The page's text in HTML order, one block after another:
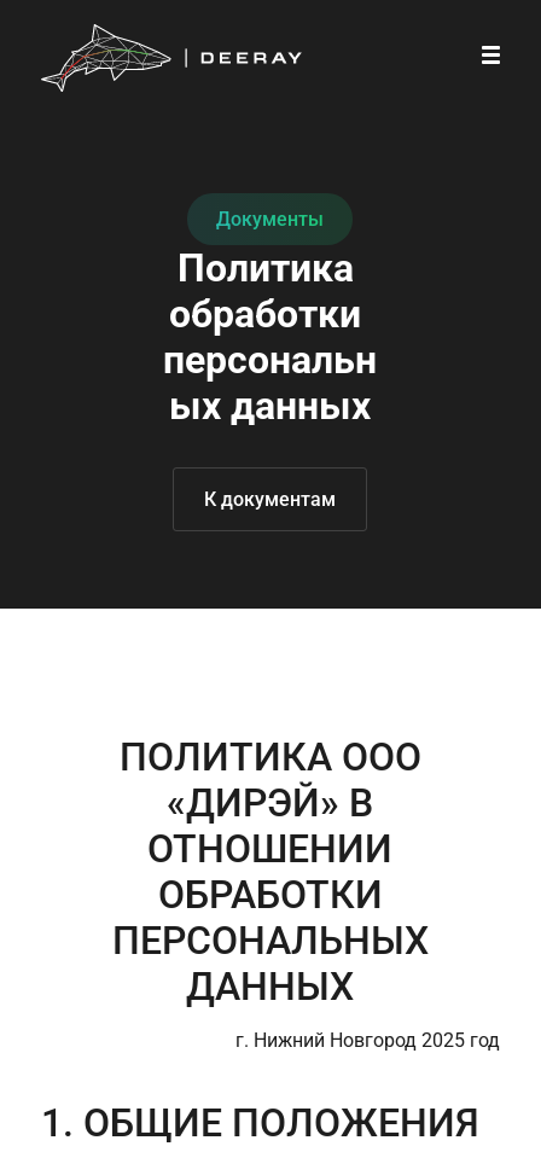
Документы
Политика
обработки
персональн
ых данных
К документам
ПОЛИТИКА ООО
«ДИРЭЙ» В
ОТНОШЕНИИ
ОБРАБОТКИ
ПЕРСОНАЛЬНЫХ
ДАННЫХ
г. Нижний Новгород 2025 год
1. ОБЩИЕ ПОЛОЖЕНИЯ